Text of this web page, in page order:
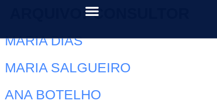
ARQUIVO:CONSULTOR
MARIA DIAS
MARIA SALGUEIRO
ANA BOTELHO